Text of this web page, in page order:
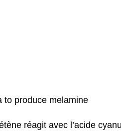
réagit avec l’acide